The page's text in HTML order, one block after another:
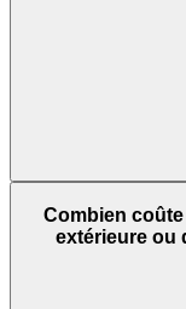
Combien
extérieure ou